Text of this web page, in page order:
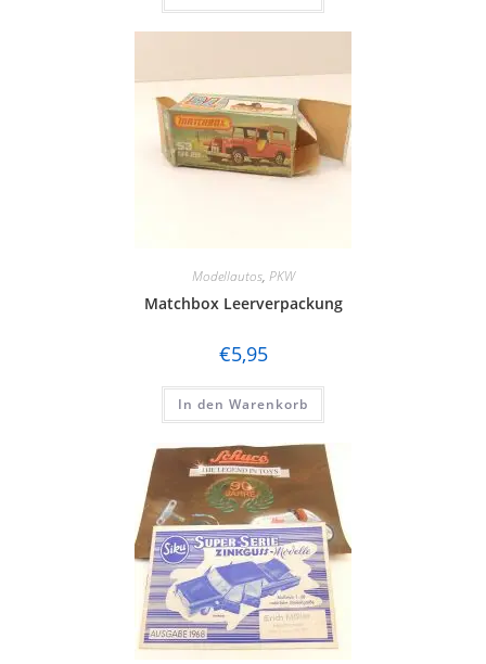
Modellautos, PKW
Matchbox Leerverpackung
€5,95
In den Warenkorb